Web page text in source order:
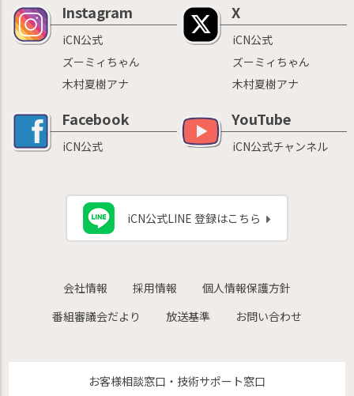
Instagram
iCN公式
ズーミィちゃん
木村夏樹アナ
X
iCN公式
ズーミィちゃん
木村夏樹アナ
Facebook
iCN公式
YouTube
iCN公式チャンネル
iCN公式LINE 登録はこちら
会社情報 採用情報
個人情報保護方針
番組審議会だより
放送基準 お問い合わせ
お客様相談窓口・技術サポート窓口